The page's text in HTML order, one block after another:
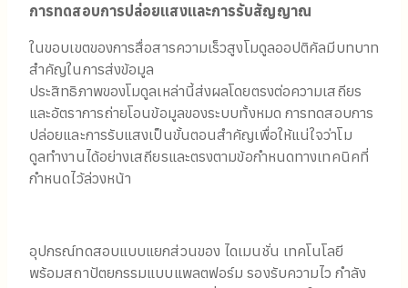
การทดสอบการปล่อยแสงและการรับสัญญาณ
ในขอบเขตของการสื่อสารความเร็วสูงโมดูลออปติคัลมีบทบาท
สําคัญในการส่งข้อมูล
ประสิทธิภาพของโมดูลเหล่านี้ส่งผลโดยตรงต่อความเสถียร
และอัตราการถ่ายโอนข้อมูลของระบบทั้งหมด การทดสอบการ
ปล่อยและการรับแสงเป็นขั้นตอนสําคัญเพื่อให้แน่ใจว่าโม
ดูลทํางานได้อย่างเสถียรและตรงตามข้อกําหนดทางเทคนิคที่
กําหนดไว้ล่วงหน้า
อุปกรณ์ทดสอบแบบแยกส่วนของ ไดเมนชั่น เทคโนโลยี
พร้อมสถาปัตยกรรมแบบแพลตฟอร์ม รองรับความไว กําลัง